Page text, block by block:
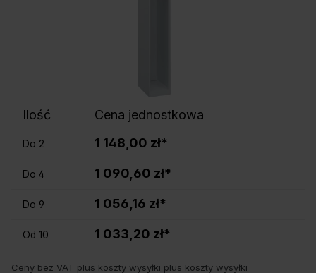
Ilość Cena jednostkowa
Do 2 1 148,00 zł*
Do 4 1 090,60 zł*
Do 9 1 056,16 zł*
Od 10 1 033,20 zł*
Ceny bez VAT plus koszty wysyłki plus koszty wysyłki